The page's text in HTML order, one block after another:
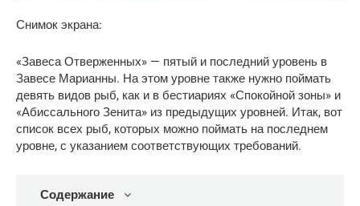
Снимок экрана:
«Завеса Отверженных» — пятый и последний уровень в
Завесе Марианны. На этом уровне также нужно поймать
девять видов рыб, как и в бестиариях «Спокойной зоны» и
«Абиссального Зенита» из предыдущих уровней. Итак, вот
список всех рыб, которых можно поймать на последнем
уровне, с указанием соответствующих требований.
Содержание